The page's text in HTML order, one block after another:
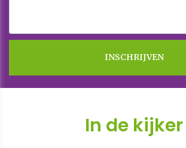
In de kijker